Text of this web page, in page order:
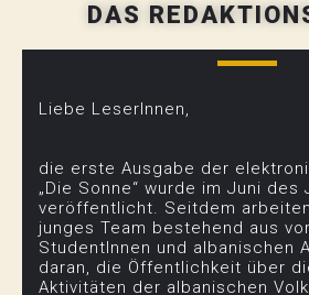
DAS
Liebe LeserInnen,
die erste Ausgabe der
„Die Sonne“ wurde im Juni des
veröffentlicht. Seitdem
junges Team bestehend aus
StudentInnen und albanischen
daran, die Öffentlichkeit über
Aktivitäten der albanischen